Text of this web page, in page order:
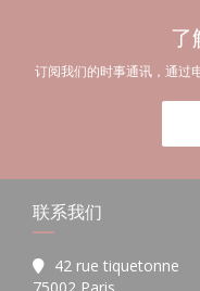
了
订阅我们的时事通讯，通过
联系我们
42 rue tiquetonne